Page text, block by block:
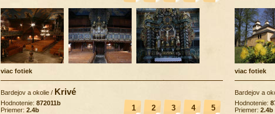
viac fotiek viac fotiek
Bardejov a okolie / Krivé
1 2 3 4 5
Hodnotenie: 872011b
Priemer: 2.4b
Bardejov a
Hodnotenie:
Priemer: 2.4b